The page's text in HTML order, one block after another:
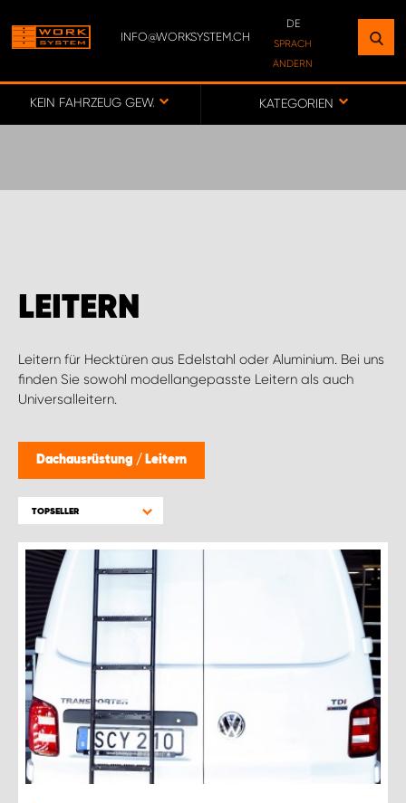
INFO@WORKSYSTEM.CH
DE
SPRACH
ÄNDERN
FR
KEIN FAHRZEUG GEWÄHLT KATEGORIEN
LEITERN
Leitern für Hecktüren aus Edelstahl oder Aluminium. Bei uns
finden Sie sowohl modellangepasste Leitern als auch
Universalleitern.
Dachausrüstung / Leitern
TOPSELLER
FINDEN SIE EINEN STANDORT
IN IHRER NÄHE